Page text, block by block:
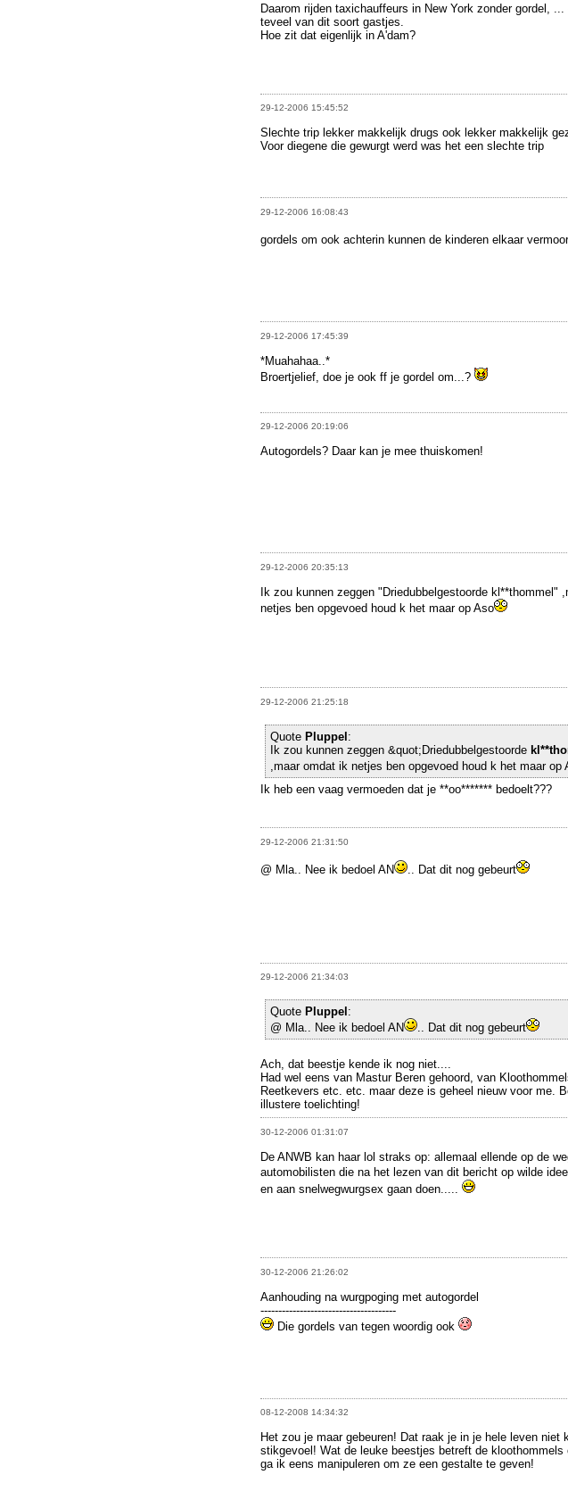
Daarom rijden taxichauffeurs in New York zonder gordel, ...
teveel van dit soort gastjes.
Hoe zit dat eigenlijk in A'dam?
29-12-2006 15:45:52
Slechte trip lekker makkelijk drugs ook lekker makkelijk
Voor diegene die gewurgt werd was het een slechte trip
29-12-2006 16:08:43
gordels om ook achterin kunnen de kinderen elkaar
29-12-2006 17:45:39
*Muahahaa..*
Broertjelief, doe je ook ff je gordel om...?
29-12-2006 20:19:06
Autogordels? Daar kan je mee thuiskomen!
29-12-2006 20:35:13
Ik zou kunnen zeggen "Driedubbelgestoorde kl**thommel"
netjes ben opgevoed houd k het maar op Aso
29-12-2006 21:25:18
Quote Pluppel :
Ik zou kunnen zeggen &quot;Driedubbelgestoorde
,maar omdat ik netjes ben opgevoed houd k het maar op
Ik heb een vaag vermoeden dat je **oo******* bedoelt???
29-12-2006 21:31:50
@ Mla.. Nee ik bedoel AN .. Dat dit nog gebeurt
29-12-2006 21:34:03
Quote Pluppel :
@ Mla.. Nee ik bedoel AN
.. Dat dit nog gebeurt
Ach, dat beestje kende ik nog niet....
Had wel eens van Mastur Beren gehoord, van
Reetkevers etc. etc. maar deze is geheel nieuw voor me.
illustere toelichting!
30-12-2006 01:31:07
De ANWB kan haar lol straks op: allemaal ellende op de
automobilisten die na het lezen van dit bericht op wilde
en aan snelwegwurgsex gaan doen.....
30-12-2006 21:26:02
Aanhouding na wurgpoging met autogordel
--------------------------------------
Die gordels van tegen woordig ook
08-12-2008 14:34:32
Het zou je maar gebeuren! Dat raak je in je hele leven niet
stikgevoel! Wat de leuke beestjes betreft de kloothommels
ga ik eens manipuleren om ze een gestalte te geven!